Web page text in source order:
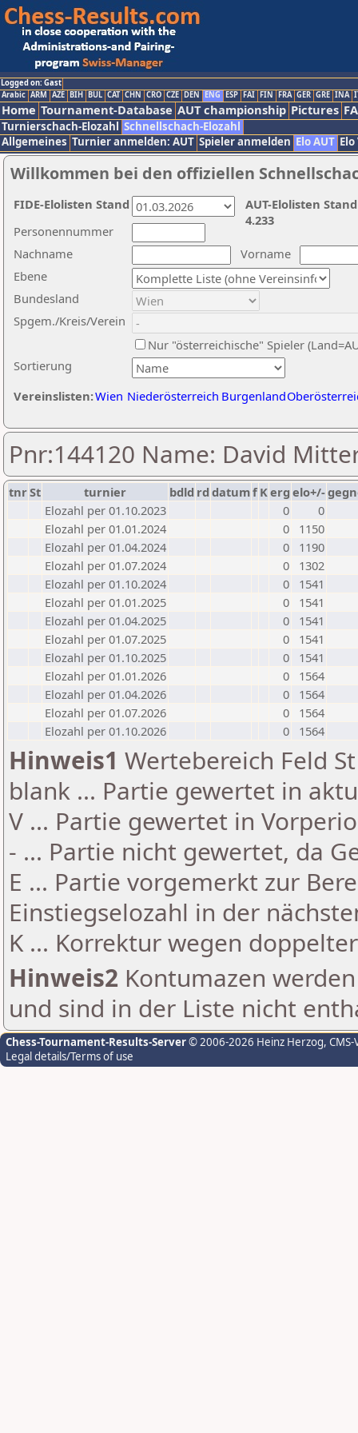
Logged on: Gast
Arabic ARM AZE BIH BUL CAT CHN CRO CZE DEN ENG ESP FAI FIN FRA GER GRE INA
Home Tournament-Database AUT championship Pictures
Turnierschach-Elozahl Schnellschach-Elozahl
Allgemeines Turnier anmelden: AUT Spieler anmelden Elo AUT
Willkommen bei den offiziellen
Nachname
Vorname
Ebene
Sortierung
Personennummer
Bundesland
Spgem./Kreis/Verein
Nur "österreichische" Spieler
Vereinslisten:Wien Niederösterreich Burgenland
AUT-Elolisten
4.233
FIDE-Elolisten Stand
Pnr:144120 Name: David
tnrSt turnier bdld rd datumf Kerg elo+/-
Elozahl per 01.10.2023
0
0
Elozahl per 01.01.2024
0
1150
Elozahl per 01.04.2024
0
1190
Elozahl per 01.07.2024
0
1302
Elozahl per 01.10.2024
0
1541
Elozahl per 01.01.2025
0
1541
Elozahl per 01.04.2025
0
1541
Elozahl per 01.07.2025
0
1541
Elozahl per 01.10.2025
0
1541
Elozahl per 01.01.2026
0
1564
Elozahl per 01.04.2026
0
1564
Elozahl per 01.07.2026
0
1564
Elozahl per 01.10.2026
0 1564
Hinweis1 Wertebereich Feld
blank ... Partie gewertet in
V ... Partie gewertet in
- ... Partie nicht gewertet, da
E ... Partie vorgemerkt zur
Einstiegselozahl in der
K ... Korrektur wegen
Hinweis2 Kontumazen
und sind in der Liste nicht
Chess-Tournament-Results-Server© 2006-2026 Heinz Herzog,
Legal details/Terms of use